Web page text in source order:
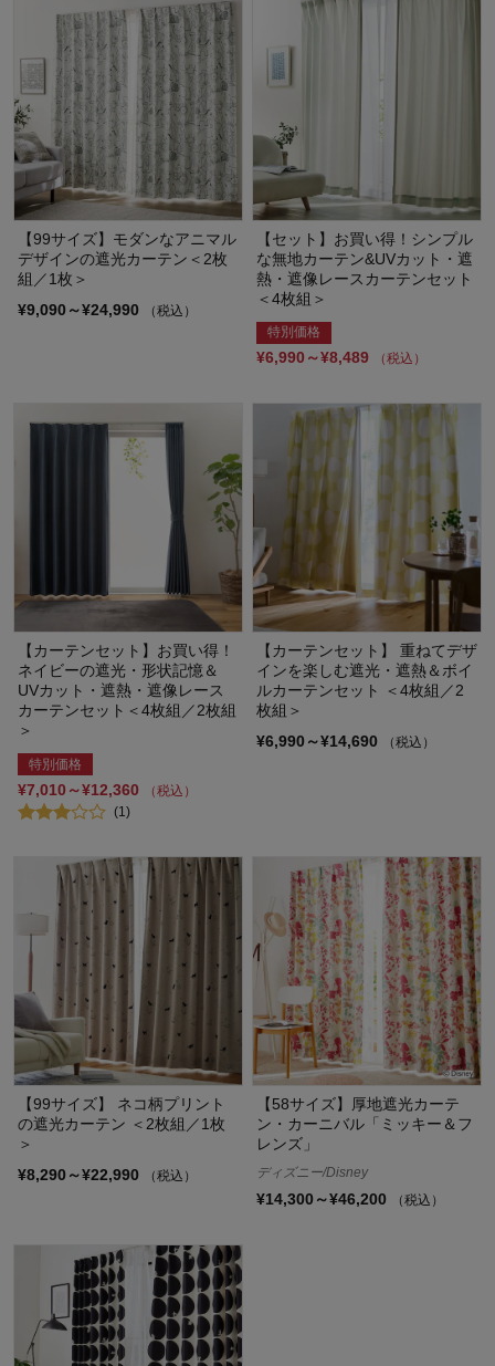
【99サイズ】モダンなアニマル
デザインの遮光カーテン＜2枚
組／1枚＞
¥9,090～¥24,990
（税込）
【セット】お買い得！シンプル
な無地カーテン&UVカット・遮
熱・遮像レースカーテンセット
＜4枚組＞
特別価格
¥6,990～¥8,489 （税込）
【カーテンセット】お買い得！
ネイビーの遮光・形状記憶＆
UVカット・遮熱・遮像レース
カーテンセット＜4枚組／2枚組
＞
特別価格
¥7,010～¥12,360
（税込）
(1)
【カーテンセット】 重ねてデザ
インを楽しむ遮光・遮熱＆ボイ
ルカーテンセット ＜4枚組／2
枚組＞
¥6,990～¥14,690
（税込）
【99サイズ】 ネコ柄プリント
の遮光カーテン ＜2枚組／1枚
＞
¥8,290～¥22,990
（税込）
【58サイズ】厚地遮光カーテ
ン・カーニバル「ミッキー＆フ
レンズ」
ディズニー/Disney
¥14,300～¥46,200 （税込）